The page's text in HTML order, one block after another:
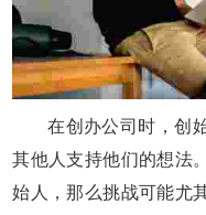
在创办公司时，创
其他人支持他们的想法
始人，那么挑战可能尤